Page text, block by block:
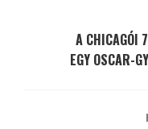
A CHICAGÓI
EGY OSCAR-